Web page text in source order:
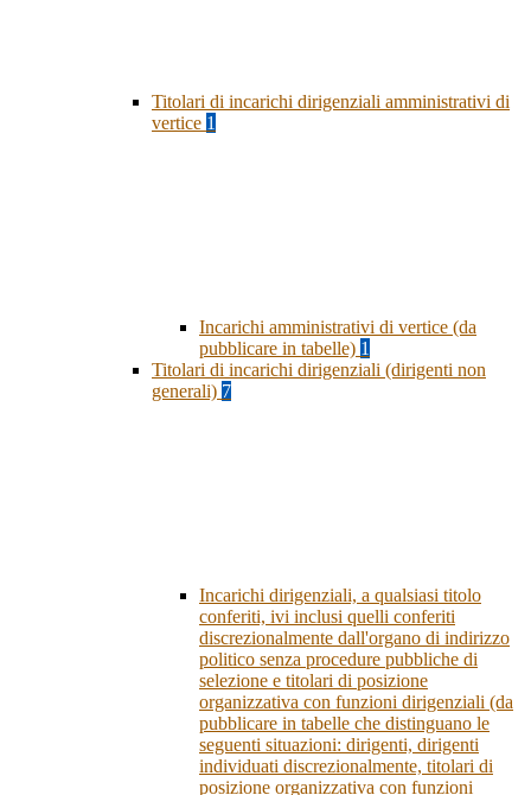
Titolari di incarichi dirigenziali amministrativi di
vertice 1
Incarichi amministrativi di vertice (da
pubblicare in tabelle) 1
Titolari di incarichi dirigenziali (dirigenti non
generali) 7
Incarichi dirigenziali, a qualsiasi titolo
conferiti, ivi inclusi quelli conferiti
discrezionalmente dall'organo di indirizzo
politico senza procedure pubbliche di
selezione e titolari di posizione
organizzativa con funzioni dirigenziali (da
pubblicare in tabelle che distinguano le
seguenti situazioni: dirigenti, dirigenti
individuati discrezionalmente, titolari di
posizione organizzativa con funzioni